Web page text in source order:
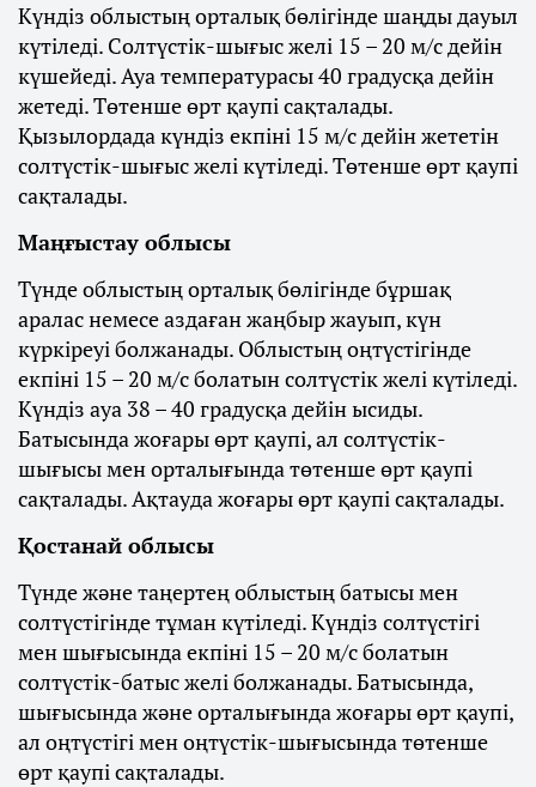
Күндіз облыстың орталық бөлігінде шаңды дауыл
күтіледі. Солтүстік-шығыс желі 15 – 20 м/с дейін
күшейеді. Ауа температурасы 40 градусқа дейін
жетеді. Төтенше өрт қаупі сақталады.
Қызылордада күндіз екпіні 15 м/с дейін жететін
солтүстік-шығыс желі күтіледі. Төтенше өрт қаупі
сақталады.
Маңғыстау облысы
Түнде облыстың орталық бөлігінде бұршақ
аралас немесе аздаған жаңбыр жауып, күн
күркіреуі болжанады. Облыстың оңтүстігінде
екпіні 15 – 20 м/с болатын солтүстік желі күтіледі.
Күндіз ауа 38 – 40 градусқа дейін ысиды.
Батысында жоғары өрт қаупі, ал солтүстік-
шығысы мен орталығында төтенше өрт қаупі
сақталады. Ақтауда жоғары өрт қаупі сақталады.
Қостанай облысы
Түнде және таңертең облыстың батысы мен
солтүстігінде тұман күтіледі. Күндіз солтүстігі
мен шығысында екпіні 15 – 20 м/с болатын
солтүстік-батыс желі болжанады. Батысында,
шығысында және орталығында жоғары өрт қаупі,
ал оңтүстігі мен оңтүстік-шығысында төтенше
өрт қаупі сақталады.